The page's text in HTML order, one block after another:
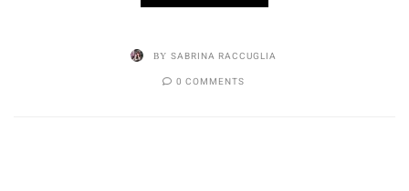
BY SABRINA RACCUGLIA
0 COMMENTS